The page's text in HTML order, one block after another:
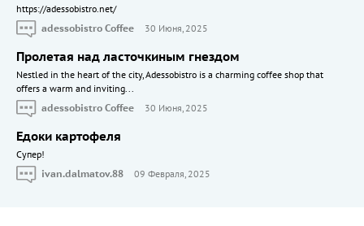
https://adessobistro.net/
adessobistro Coffee
30 Июня, 2025
Пролетая над ласточкиным гнездом
Nestled in the heart of the city, Adessobistro is a charming coffee shop that
offers a warm and inviting...
adessobistro Coffee
30 Июня, 2025
Едоки картофеля
Cупер!
ivan.dalmatov.88
09 Февраля, 2025